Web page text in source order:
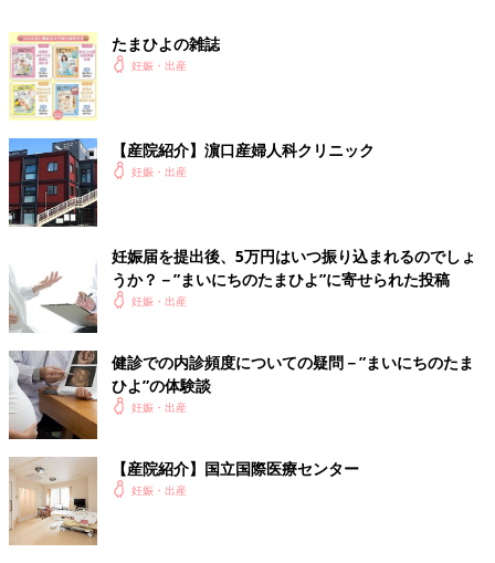
たまひよの雑誌
妊娠・出産
【産院紹介】濵口産婦人科クリニック
妊娠・出産
妊娠届を提出後、5万円はいつ振り込まれるのでしょ
うか？－”まいにちのたまひよ”に寄せられた投稿
妊娠・出産
健診での内診頻度についての疑問－”まいにちのたま
ひよ”の体験談
妊娠・出産
【産院紹介】国立国際医療センター
妊娠・出産